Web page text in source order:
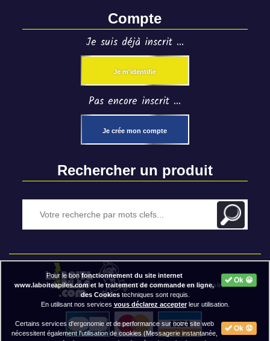
Compte
Je suis déjà inscrit ...
Je m'identifie
Pas encore inscrit ...
Je crée mon compte
Rechercher un produit
2020 BAP ⓒ - Mentions légales
Ok 😀
Pour le bonfonctionnement du site internet
www.laboiteapiles.com et le traitement de commande en ligne,
des Cookiestechniques sont requis.
En utilisant nos services vous déclarez accepterleur utilisation.
Ok 😟
Certains services d'ergonomie et de performance sur notre site web
nécessitent également l'utilisation de cookies (Messagerie instantanée,